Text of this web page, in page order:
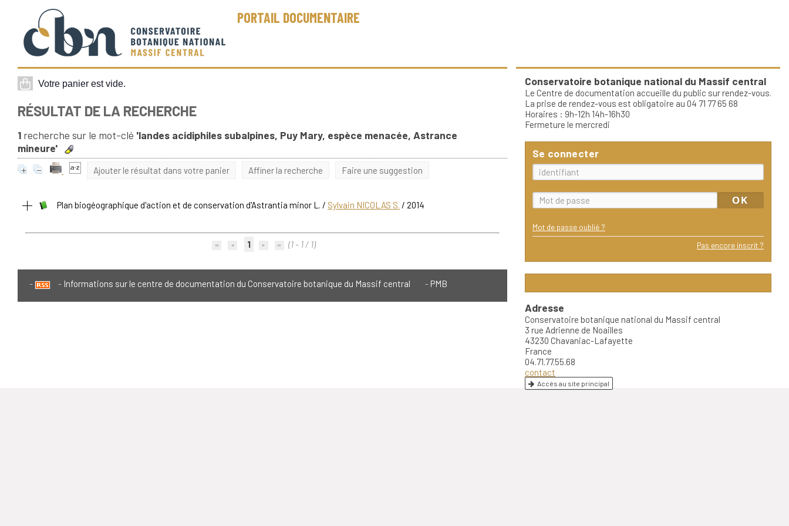
PORTAIL DOCUMENTAIRE
RÉSULTAT DE LA RECHERCHE
1 recherche sur le mot-clé 'landes acidiphiles subalpines, Puy Mary, espèce menacée, Astrance
mineure'
Ajouter le résultat dans votre panier Affiner la recherche Faire une suggestion
Plan biogéographique d'action et de conservation d'Astrantia minor L. / Sylvain NICOLAS S. / 2014
1 (1 - 1 / 1)
Informations sur le centre de documentation du Conservatoire botanique du Massif central PMB
Conservatoire botanique national du Massif central
Le Centre de documentation accueille du public sur rendez-vous.
La prise de rendez-vous est obligatoire au 04 71 77 65 68
Horaires : 9h-12h 14h-16h30
Fermeture le mercredi
Se connecter
Mot de passe oublié ?
Pas encore inscrit ?
Adresse
Conservatoire botanique national du Massif central
3 rue Adrienne de Noailles
43230 Chavaniac-Lafayette
France
04.71.77.55.68
contact
Accès au site principal